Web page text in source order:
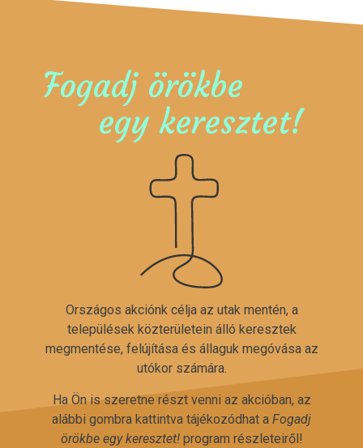
Fogadj örökbe
egy keresztet!
Országos akciónk célja az utak mentén, a
települések közterületein álló keresztek
megmentése, felújítása és állaguk megóvása az
utókor számára.
Ha Ön is szeretne részt venni az akcióban, az
alábbi gombra kattintva tájékozódhat a Fogadj
örökbe egy keresztet!program részleteiről!